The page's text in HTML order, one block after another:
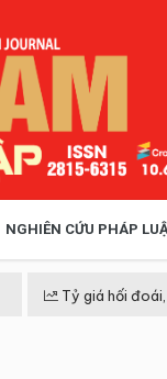
NGHIÊN CỨU PHÁP
Tỷ giá hối